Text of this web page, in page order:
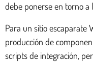
debe ponerse en torno a
Para un sitio escaparate
producción de
scripts de integración,